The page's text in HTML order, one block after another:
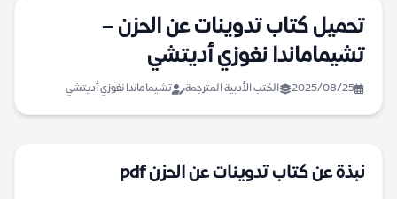
تحميل كتاب تدوينات عن الحزن –
تشيماماندا نغوزي أديتشي
2025/08/25 الكتب الأدبية المترجمة تشيماماندا نغوزي أديتشي
نبذة عن كتاب تدوينات عن الحزن pdf